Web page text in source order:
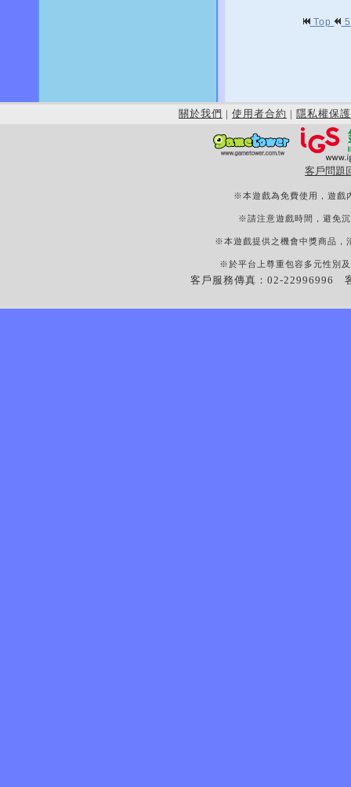
Top 5
關於我們 | 使用者合約 | 隱私權保護
客戶問題
※本遊戲為免費使用，遊戲
※請注意遊戲時間，避免
※本遊戲提供之機會中獎商品，
※於平台上尊重包容多元性別
客戶服務傳真：02-22996996